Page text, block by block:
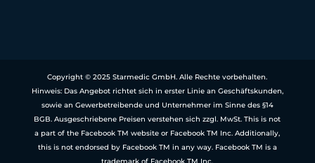
Copyright © 2025 Starmedic GmbH. Alle Rechte vorbehalten.
Hinweis: Das Angebot richtet sich in erster Linie an Geschäftskunden,
sowie an Gewerbetreibende und Unternehmer im Sinne des §14
BGB. Ausgeschriebene Preisen verstehen sich zzgl. MwSt. This is not
a part of the Facebook TM website or Facebook TM Inc. Additionally,
this is not endorsed by Facebook TM in any way. Facebook TM is a